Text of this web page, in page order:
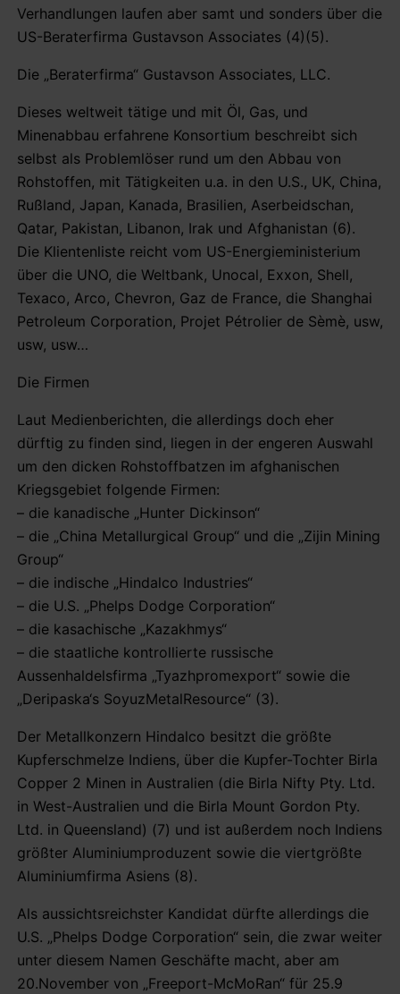
Verhandlungen laufen aber samt und sonders über die
US-Beraterfirma Gustavson Associates (4)(5).
Die „Beraterfirma“ Gustavson Associates, LLC.
Dieses weltweit tätige und mit Öl, Gas, und
Minenabbau erfahrene Konsortium beschreibt sich
selbst als Problemlöser rund um den Abbau von
Rohstoffen, mit Tätigkeiten u.a. in den U.S., UK, China,
Rußland, Japan, Kanada, Brasilien, Aserbeidschan,
Qatar, Pakistan, Libanon, Irak und Afghanistan (6).
Die Klientenliste reicht vom US-Energieministerium
über die UNO, die Weltbank, Unocal, Exxon, Shell,
Texaco, Arco, Chevron, Gaz de France, die Shanghai
Petroleum Corporation, Projet Pétrolier de Sèmè, usw,
usw, usw…
Die Firmen
Laut Medienberichten, die allerdings doch eher
dürftig zu finden sind, liegen in der engeren Auswahl
um den dicken Rohstoffbatzen im afghanischen
Kriegsgebiet folgende Firmen:
– die kanadische „Hunter Dickinson“
– die „China Metallurgical Group“ und die „Zijin Mining
Group“
– die indische „Hindalco Industries“
– die U.S. „Phelps Dodge Corporation“
– die kasachische „Kazakhmys“
– die staatliche kontrollierte russische
Aussenhaldelsfirma „Tyazhpromexport“ sowie die
„Deripaska‘s SoyuzMetalResource“ (3).
Der Metallkonzern Hindalco besitzt die größte
Kupferschmelze Indiens, über die Kupfer-Tochter Birla
Copper 2 Minen in Australien (die Birla Nifty Pty. Ltd.
in West-Australien und die Birla Mount Gordon Pty.
Ltd. in Queensland) (7) und ist außerdem noch Indiens
größter Aluminiumproduzent sowie die viertgrößte
Aluminiumfirma Asiens (8).
Als aussichtsreichster Kandidat dürfte allerdings die
U.S. „Phelps Dodge Corporation“ sein, die zwar weiter
unter diesem Namen Geschäfte macht, aber am
20.November von „Freeport-McMoRan“ für 25.9